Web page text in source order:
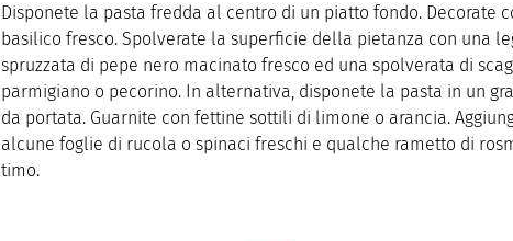
Disponete la pasta fredda al centro di un piatto fondo. Decorate
basilico fresco. Spolverate la superficie della pietanza con una
spruzzata di pepe nero macinato fresco ed una spolverata di
parmigiano o pecorino. In alternativa, disponete la pasta in un
da portata. Guarnite con fettine sottili di limone o arancia.
alcune foglie di rucola o spinaci freschi e qualche rametto di
timo.